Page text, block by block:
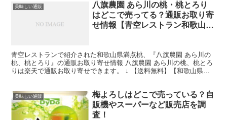
美味しい通販
八旗農園 あら川の桃・桃とろり
はどこで売ってる？通販お取り寄
せ情報【青空レストラン和歌山満
青空レストランで紹介された和歌山県満点桃、『八旗農園 あら川の
桃、桃とろり』の通販お取り寄せ情報 八旗農園 あら川の桃、桃とろ
りは楽天で通販お取り寄せできます。 ↓ 【送料無料】【和歌山県
美味しい通販
梅よろしはどこで売っている？自
販機やスーパーなど販売店を調
査！